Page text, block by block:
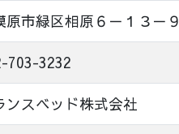
原市緑区相原６－１３－９
703-3232
ンスベッド株式会社